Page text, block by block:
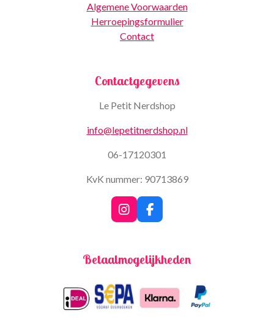
Algemene Voorwaarden
Herroepingsformulier
Contact
Contactgegevens
Le Petit Nerdshop
info@lepetitnerdshop.nl
06-17120301
KvK nummer: 90713869
I
n
a
r
a
m
F
a
b
k
Betaalmogelijkheden